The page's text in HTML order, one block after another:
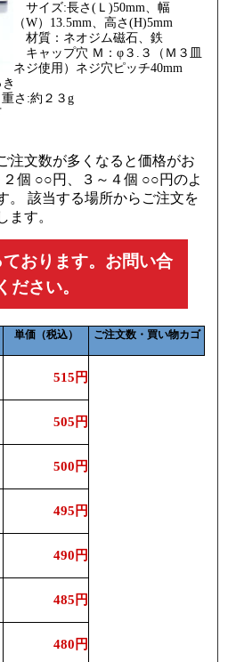
サイズ:長さ(Ｌ)50mm、幅
（W）13.5mm、高さ(H)5mm
材質：ネオジム磁石、鉄
キャップ穴 Ｍ：φ３.３（Ｍ３皿
ネジ使用）ネジ穴ピッチ40mm
さ:約２３g
注文数が多くなると価格がお
個 ○○円、３～４個 ○○円のよ
。 該当する場所からご注文を
ます。
おります。お問い合
ださい。
単価（税込） ご注文数・買い物カゴ
515円
505円
500円
495円
490円
485円
480円